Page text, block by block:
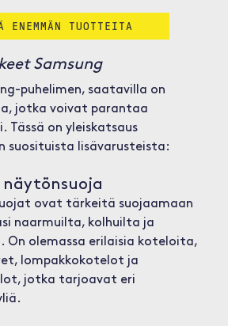
ENEMMÄN TUOTTEITA
Samsung
puhelimen, saatavilla on
jotka voivat parantaa
Tässä on yleiskatsaus
suosituista lisävarusteista:
ovat tärkeitä suojaamaan
naarmuilta, kolhuilta ja
On olemassa erilaisia koteloita,
lompakkokotelot ja
jotka tarjoavat eri